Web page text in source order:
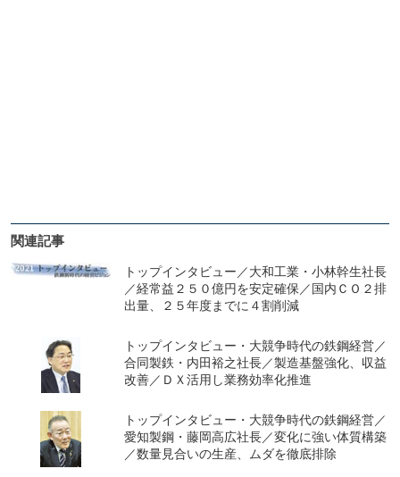
関連記事
トップインタビュー／大和工業・小林幹生社長
／経常益２５０億円を安定確保／国内ＣＯ２排
出量、２５年度までに４割削減
トップインタビュー・大競争時代の鉄鋼経営／
合同製鉄・内田裕之社長／製造基盤強化、収益
改善／ＤＸ活用し業務効率化推進
トップインタビュー・大競争時代の鉄鋼経営／
愛知製鋼・藤岡高広社長／変化に強い体質構築
／数量見合いの生産、ムダを徹底排除